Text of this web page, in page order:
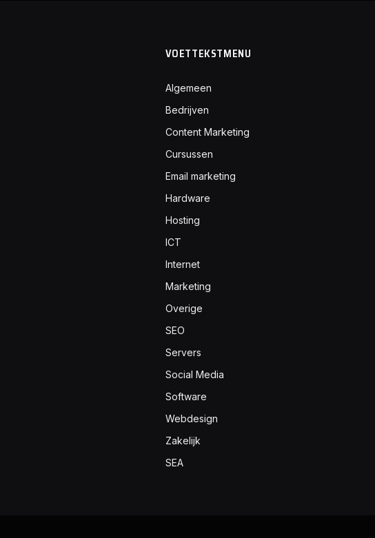
VOETTEKSTMENU
Algemeen
Bedrijven
Content Marketing
Cursussen
Email marketing
Hardware
Hosting
ICT
Internet
Marketing
Overige
SEO
Servers
Social Media
Software
Webdesign
Zakelijk
SEA